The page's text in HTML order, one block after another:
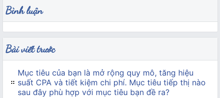
Bình luận
Bài viết trước
Mục tiêu của bạn là mở rộng quy mô, tăng hiệu
suất CPA và tiết kiệm chi phí. Mục tiêu tiếp thị nào
sau đây phù hợp với mục tiêu bạn đề ra?